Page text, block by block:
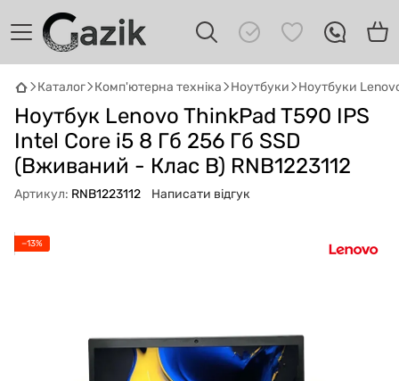
Каталог Комп'ютерна техніка Ноутбуки Ноутбуки
Ноутбук Lenovo ThinkPad T590 IPS
Intel Core i5 8 Гб 256 Гб SSD
(Вживаний - Клас B) RNB1223112
Артикул: RNB1223112 Написати відгук
−13%
GAZIK AI
Онлайн · пошук техніки
Привіт! 👋 Я Gazik AI — допоможу
підібрати вживану комп'ютерну техніку.